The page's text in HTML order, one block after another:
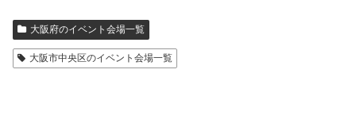
大阪府のイベント会場一覧
大阪市中央区のイベント会場一覧